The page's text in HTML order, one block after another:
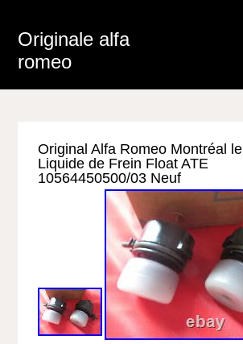
Originale alfa
romeo
Original Alfa Romeo Montréal le
Liquide de Frein Float ATE
10564450500/03 Neuf